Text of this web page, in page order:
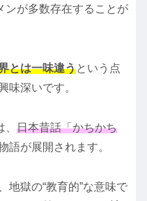
ンが多数存在することが
とは一味違うという点
味深いです。
日本昔話「かちかち
語が展開されます。
地獄の“教育的”な意味で